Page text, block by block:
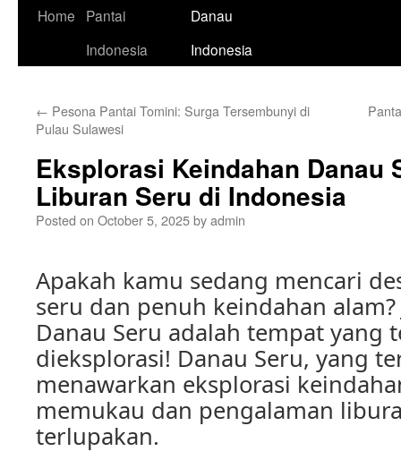
Home
Pantai
Indonesia
Danau
Indonesia
← Pesona Pantai Tomini: Surga Tersembunyi di
Pulau Sulawesi
Eksplorasi Keindahan Danau
Liburan Seru di Indonesia
Posted on October 5, 2025byadmin
Apakah kamu sedang mencari
seru dan penuh keindahan alam?
Danau Seru adalah tempat yang
dieksplorasi! Danau Seru, yang
menawarkan eksplorasi
memukau dan pengalaman
terlupakan.